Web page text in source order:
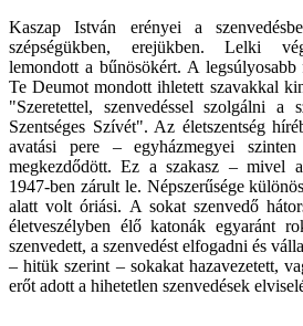
Kaszap István erényei a
szépségükben, erejükben. Lelki
lemondott a bűnösökért. A
Te Deumot mondott ihletett szavakkal
"Szeretettel, szenvedéssel szolgálni a
Szentséges Szívét". Az életszentség
avatási pere – egyházmegyei
megkezdődött. Ez a szakasz – mivel
1947-ben zárult le. Népszerűsége
alatt volt óriási. A sokat szenvedő
életveszélyben élő katonák egyaránt
szenvedett, a szenvedést elfogadni és
– hitük szerint – sokakat hazavezetett,
erőt adott a hihetetlen szenvedések